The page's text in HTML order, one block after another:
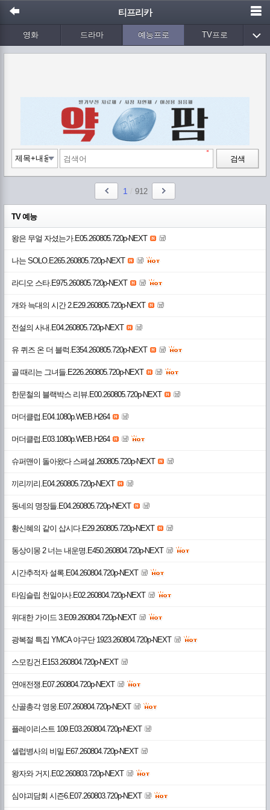
티프리카
영화 드라마 예능프로 TV프로
애니메이션 음악 Wetv
검색
1 912
TV 예능
왕은 무얼 자셨는가.E05.260805.720p-NEXT
나는 SOLO.E265.260805.720p-NEXT
라디오 스타.E975.260805.720p-NEXT
개와 늑대의 시간 2.E29.260805.720p-NEXT
전설의 사내.E04.260805.720p-NEXT
유 퀴즈 온 더 블럭.E354.260805.720p-NEXT
골 때리는 그녀들.E226.260805.720p-NEXT
한문철의 블랙박스 리뷰.E00.260805.720p-NEXT
머더클럽.E04.1080p.WEB.H264
머더클럽.E03.1080p.WEB.H264
슈퍼맨이 돌아왔다 스페셜.260805.720p-NEXT
끼리끼리.E04.260805.720p-NEXT
동네의 명장들.E04.260805.720p-NEXT
황신혜의 같이 삽시다.E29.260805.720p-NEXT
동상이몽 2 너는 내운명.E450.260804.720p-NEXT
시간추적자 설록.E04.260804.720p-NEXT
타임슬립 천일야사.E02.260804.720p-NEXT
위대한 가이드 3.E09.260804.720p-NEXT
광복절 특집 YMCA 야구단 1923.260804.720p-NEXT
스모킹건.E153.260804.720p-NEXT
연애전쟁.E07.260804.720p-NEXT
산골총각 영웅.E07.260804.720p-NEXT
플레이리스트 109.E03.260804.720p-NEXT
셀럽병사의 비밀.E67.260804.720p-NEXT
왕자와 거지.E02.260803.720p-NEXT
심야괴담회 시즌6.E07.260803.720p-NEXT